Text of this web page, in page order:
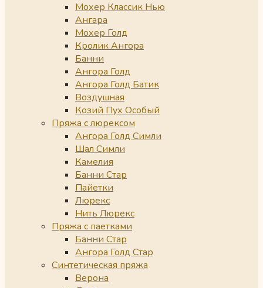
Мохер Классик Нью
Ангара
Мохер Голд
Кролик Ангора
Банни
Ангора Голд
Ангора Голд Батик
Воздушная
Козий Пух Особый
Пряжа с люрексом
Ангора Голд Симли
Шал Симли
Камелия
Банни Стар
Пайетки
Люрекс
Нить Люрекс
Пряжа с паетками
Банни Стар
Ангора Голд Стар
Синтетическая пряжа
Верона